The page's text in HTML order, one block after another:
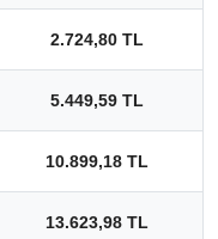
2.724,80 TL
5.449,59 TL
10.899,18 TL
13.623,98 TL